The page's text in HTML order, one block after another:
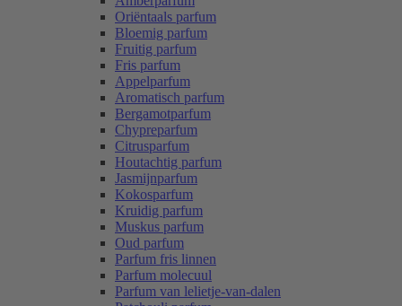
Oriëntaals parfum
Bloemig parfum
Fruitig parfum
Fris parfum
Appelparfum
Aromatisch parfum
Bergamotparfum
Chypreparfum
Citrusparfum
Houtachtig parfum
Jasmijnparfum
Kokosparfum
Kruidig parfum
Muskus parfum
Oud parfum
Parfum fris linnen
Parfum molecuul
Parfum van lelietje-van-dalen